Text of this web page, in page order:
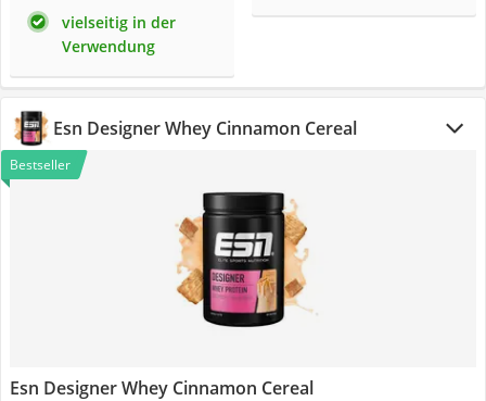
vielseitig in der
Verwendung
Esn Designer Whey Cinnamon Cereal
Bestseller
Esn Designer Whey Cinnamon Cereal